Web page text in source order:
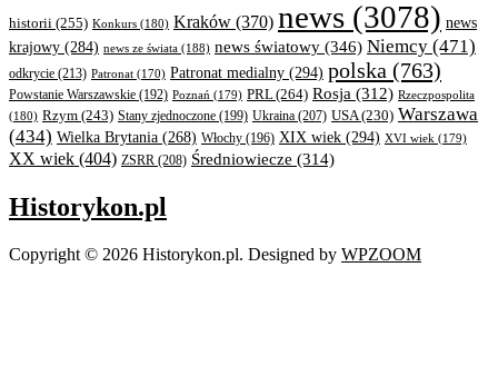
historii (255) Konkurs (180) Kraków (370) news (3078) news
krajowy (284) news ze świata (188) news światowy (346) Niemcy (471)
odkrycie (213) Patronat (170) Patronat medialny (294) polska (763)
Powstanie Warszawskie (192) Poznań (179) PRL(264) Rosja (312) Rzeczpospolita
(180) Rzym (243) Stany zjednoczone (199) Ukraina (207) USA(230) Warszawa
(434) Wielka Brytania (268) Włochy (196) XIX wiek (294) XVI wiek (179)
XX wiek (404) ZSRR (208) Średniowiecze (314)
Historykon.pl
Copyright © 2026 Historykon.pl. Designed by WPZOOM